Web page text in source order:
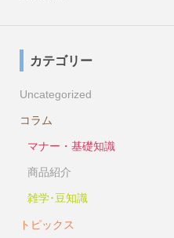
カテゴリー
Uncategorized
コラム
マナー・基礎知識
商品紹介
雑学･豆知識
トピックス